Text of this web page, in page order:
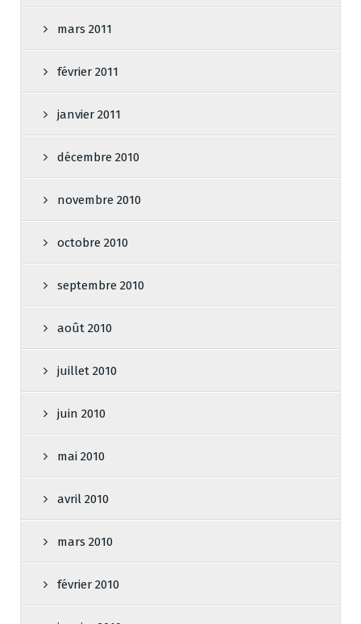
mars 2011
février 2011
janvier 2011
décembre 2010
novembre 2010
octobre 2010
septembre 2010
août 2010
juillet 2010
juin 2010
mai 2010
avril 2010
mars 2010
février 2010